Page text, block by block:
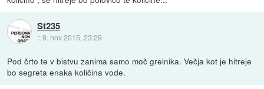
St235
::9. nov 2015, 23:29
Pod črto te v bistvu zanima samo moč grelnika. Večja kot je hitreje
bo segreta enaka količina vode.